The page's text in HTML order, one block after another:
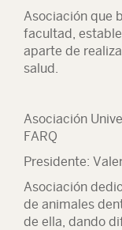
Asociación que
facultad,
aparte de
salud.
Asociación
FARQ
Presidente:
Asociación
de animales
de ella, dando